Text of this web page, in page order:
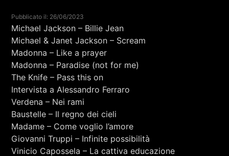
SPAZIO GESTITO DALLE COMUNITA'
STRANIERE
RCA - Radio città aperta
Pubblicato il: 26/06/2023
Michael Jackson – Billie Jean
Michael & Janet Jackson – Scream
Madonna – Like a prayer
Madonna – Paradise (not for me)
The Knife – Pass this on
Intervista a Alessandro Ferraro
Verdena – Nei rami
Baustelle – Il regno dei cieli
Madame – Come voglio l’amore
Giovanni Truppi – Infinite possibilità
Vinicio Capossela – La cattiva educazione